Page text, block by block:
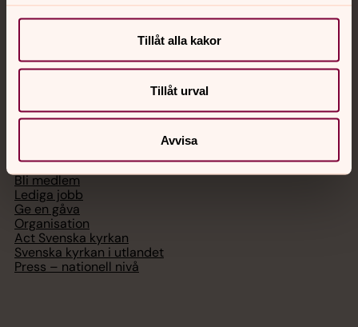
Tillåt alla kakor
Tillåt urval
Avvisa
Digitalt brev
Svenska kyrkan
Hitta församling
Bli medlem
Lediga jobb
Ge en gåva
Organisation
Act Svenska kyrkan
Svenska kyrkan i utlandet
Press – nationell nivå